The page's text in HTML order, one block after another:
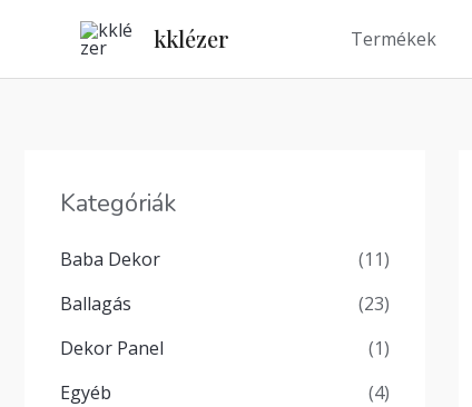
content
kklézer Termékek
Kategóriák
Baba Dekor
(11)
Ballagás
(23)
Dekor Panel
(1)
Egyéb
(4)